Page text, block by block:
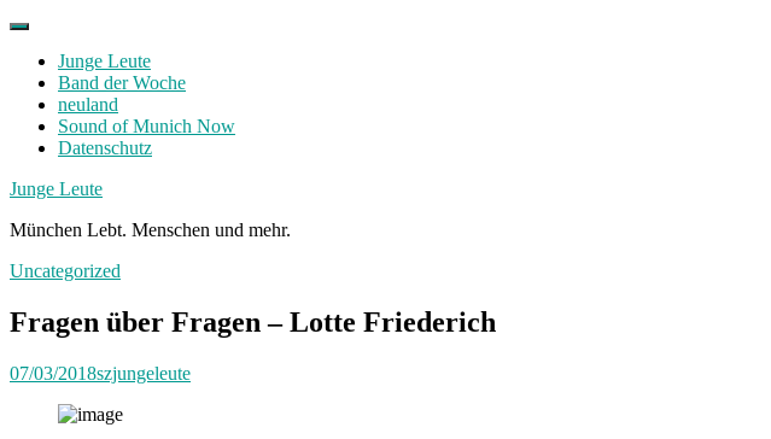
Skip
contentJunge Leute
Band der Woche
neuland
Sound of Munich Now
Datenschutz
Facebook
Twitter
Instagram
Junge Leute
München Lebt. Menschen und mehr.
Uncategorized
Fragen über Fragen – Lotte Friederich
07/03/2018szjungeleute